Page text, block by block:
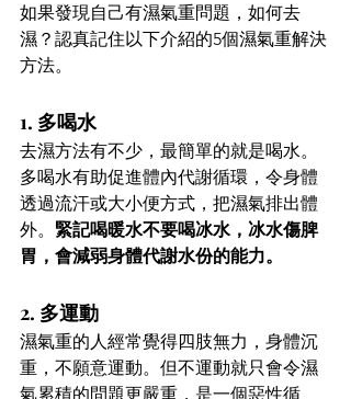
如果發現自己有濕氣重問題，如何去
濕？認真記住以下介紹的5個濕氣重解決
方法。
1. 多喝水
去濕方法有不少，最簡單的就是喝水。
多喝水有助促進體內代謝循環，令身體
透過流汗或大小便方式，把濕氣排出體
外。 緊記喝暖水不要喝冰水，冰水傷脾
胃，會減弱身體代謝水份的能力。
2. 多運動
濕氣重的人經常覺得四肢無力，身體沉
重，不願意運動。但不運動就只會令濕
氣累積的問題更嚴重，是一個惡性循